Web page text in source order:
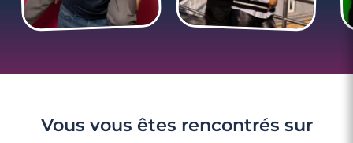
Vous vous êtes rencontrés sur